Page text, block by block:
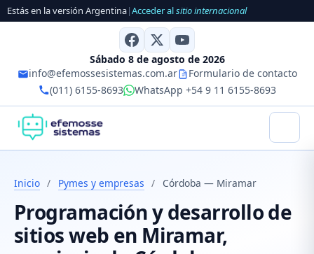
Estás en la versión Argentina|Acceder alsitio internacional
Sábado 8 de agosto de 2026
info@efemossesistemas.com.ar
Formulario de contacto
(011) 6155-8693
WhatsApp +54 9 11 6155-8693
Inicio / Pymes y empresas / Córdoba — Miramar
Programación y desarrollo de
sitios web en Miramar,